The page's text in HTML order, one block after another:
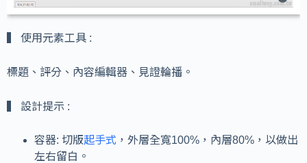
▍ 使用元素工具 :
標題、評分、內容編輯器、見證輪播。
▍ 設計提示 :
容器: 切版起手式 ，外層全寬100%，內層80%，以做出
左右留白。